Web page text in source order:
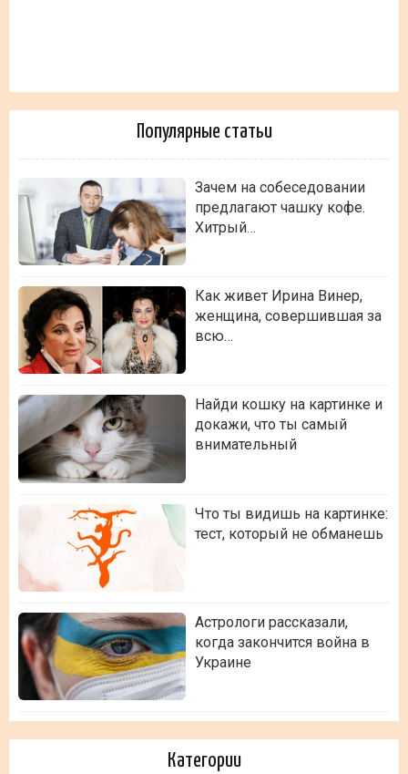
Популярные статьи
Зачем на собеседовании
предлагают чашку кофе.
Хитрый…
Как живет Ирина Винер,
женщина, совершившая за
всю…
Найди кошку на картинке и
докажи, что ты самый
внимательный
Что ты видишь на картинке:
тест, который не обманешь
Астрологи рассказали,
когда закончится война в
Украине
Категории